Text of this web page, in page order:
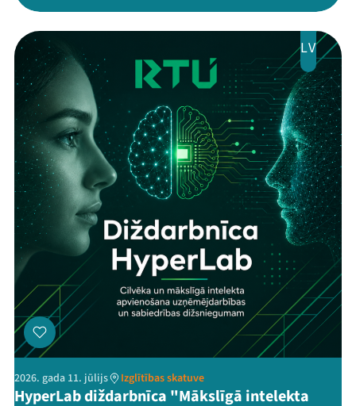
LV
2026. gada 11. jūlijs Izglītības skatuve
HyperLab diždarbnīca "Mākslīgā intelekta